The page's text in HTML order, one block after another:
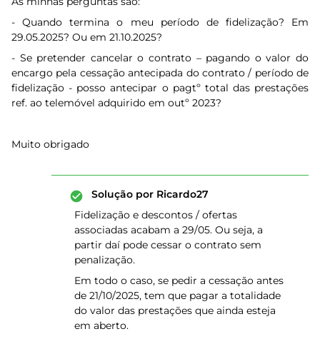
- Quando termina o meu período de fidelização? Em
29.05.2025? Ou em 21.10.2025?
- Se pretender cancelar o contrato – pagando o valor do
encargo pela cessação antecipada do contrato / período de
fidelização - posso antecipar o pagtº total das prestações
ref. ao telemóvel adquirido em outº 2023?
Muito obrigado
Solução por Ricardo27
Fidelização e descontos / ofertas
associadas acabam a 29/05. Ou seja, a
partir daí pode cessar o contrato sem
penalização.
Em todo o caso, se pedir a cessação antes
de 21/10/2025, tem que pagar a totalidade
do valor das prestações que ainda esteja
em aberto.